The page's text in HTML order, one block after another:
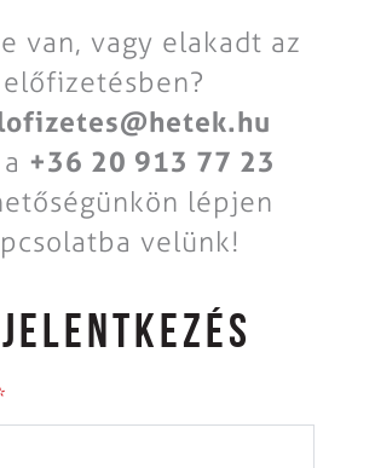
van, vagy elakadt az
előfizetésben?
+36 20 913 77 23
lépjen
velünk!